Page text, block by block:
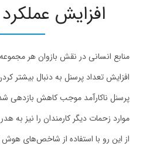
افزایش
منابع انسانی در نقش بازوان هر
افزایش تعداد پرسنل به دنبال بیشتر
پرسنل ناکارآمد موجب کاهش بازدهی
موارد زحمات دیگر کارمندان را نیز به
از این رو با استفاده از شاخص‌های